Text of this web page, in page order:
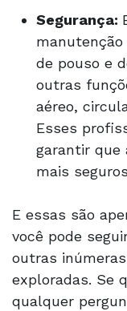
Segurança:
de pouso e
outras
aéreo,
Esses
garantir que
mais
E essas são
você pode
outras
exploradas. Se
qualquer